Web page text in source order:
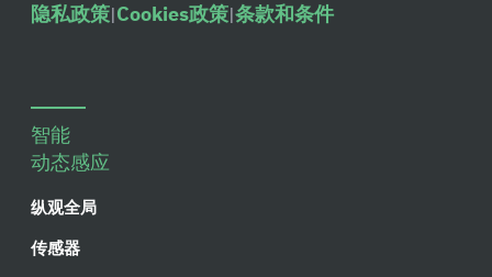
隐私政策|Cookies政策|条款和条件
智能
动态感应
纵观全局
传感器